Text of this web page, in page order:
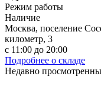
Режим работы
Наличие
Москва, поселение
километр, 3
с 11:00 до 20:00
Подробнее о складе
Недавно